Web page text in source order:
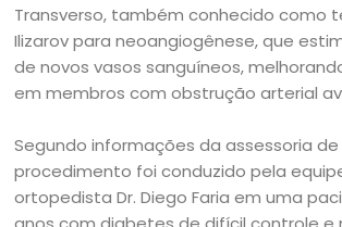
Transverso, também conhecido como
Ilizarov para neoangiogênese, que
de novos vasos sanguíneos,
em membros com obstrução arterial
Segundo informações da assessoria
procedimento foi conduzido pela
ortopedista Dr. Diego Faria em uma